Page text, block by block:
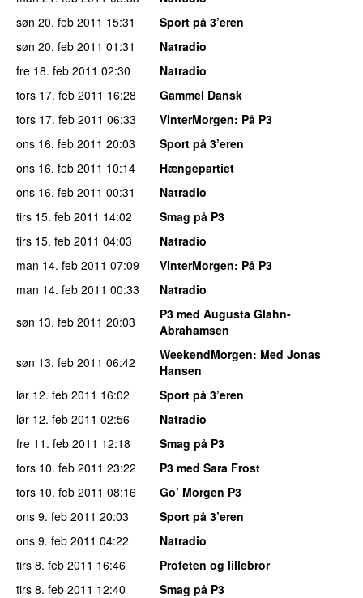
søn 20. feb 2011 15:31
Sport på 3’eren
søn 20. feb 2011 01:31
Natradio
fre 18. feb 2011 02:30
Natradio
tors 17. feb 2011 16:28
Gammel Dansk
tors 17. feb 2011 06:33 VinterMorgen: På P3
ons 16. feb 2011 20:03
Sport på 3’eren
ons 16. feb 2011 10:14
Hængepartiet
ons 16. feb 2011 00:31
Natradio
tirs 15. feb 2011 14:02
Smag på P3
tirs 15. feb 2011 04:03
Natradio
man 14. feb 2011 07:09 VinterMorgen: På P3
man 14. feb 2011 00:33
Natradio
søn 13. feb 2011 20:03
P3 med Augusta Glahn-
Abrahamsen
søn 13. feb 2011 06:42 WeekendMorgen: Med Jonas
Hansen
lør 12. feb 2011 16:02
Sport på 3’eren
lør 12. feb 2011 02:56
Natradio
fre 11. feb 2011 12:18
Smag på P3
tors 10. feb 2011 23:22
P3 med Sara Frost
tors 10. feb 2011 08:16
Go’ Morgen P3
ons 9. feb 2011 20:03
Sport på 3’eren
ons 9. feb 2011 04:22
Natradio
tirs 8. feb 2011 16:46
Profeten og lillebror
tirs 8. feb 2011 12:40
Smag på P3